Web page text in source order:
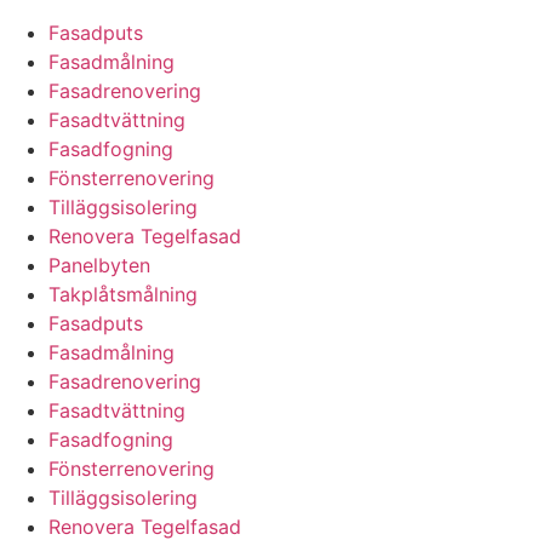
Fasadputs
Fasadmålning
Fasadrenovering
Fasadtvättning
Fasadfogning
Fönsterrenovering
Tilläggsisolering
Renovera Tegelfasad
Panelbyten
Takplåtsmålning
Fasadputs
Fasadmålning
Fasadrenovering
Fasadtvättning
Fasadfogning
Fönsterrenovering
Tilläggsisolering
Renovera Tegelfasad